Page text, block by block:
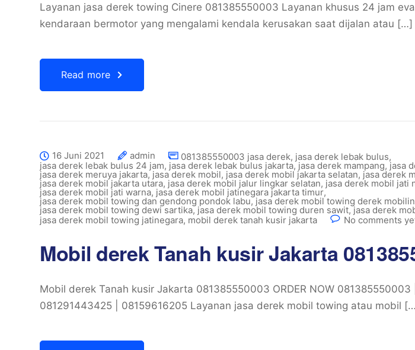
Layanan jasa derek towing Cinere 081385550003 Layanan khusus 24 jam
kendaraan bermotor yang mengalami kendala kerusakan saat dijalan atau […]
Read more
16 Juni 2021 admin 081385550003 jasa derek, jasa derek lebak bulus,
jasa derek lebak bulus 24 jam, jasa derek lebak bulus jakarta, jasa derek mampang, jasa
jasa derek meruya jakarta, jasa derek mobil, jasa derek mobil jakarta selatan, jasa derek
jasa derek mobil jakarta utara, jasa derek mobil jalur lingkar selatan, jasa derek mobil jati
jasa derek mobil jati warna, jasa derek mobil jatinegara jakarta timur,
jasa derek mobil towing dan gendong pondok labu,jasa derek mobil towing derek
jasa derek mobil towing dewi sartika, jasa derek mobil towing duren sawit,jasa derek
jasa derek mobil towing jatinegara, mobil derek tanah kusir jakarta No comments
Mobil derek Tanah kusir Jakarta
Mobil derek Tanah kusir Jakarta 081385550003 ORDER NOW 081385550003 |
081291443425 | 08159616205 Layanan jasa derek mobil towing atau mobil